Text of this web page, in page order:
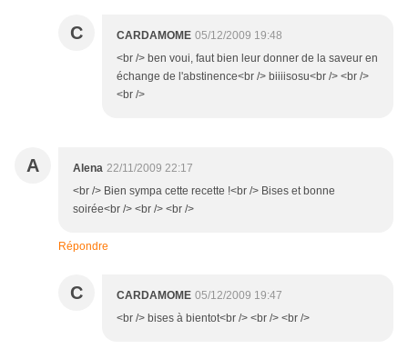
C CARDAMOME 05/12/2009 19:48
<br /> ben voui, faut bien leur donner de la saveur en
échange de l'abstinence<br /> biiiisosu<br /> <br />
<br />
A Alena 22/11/2009 22:17
<br /> Bien sympa cette recette !<br /> Bises et bonne
soirée<br /> <br /> <br />
Répondre
C CARDAMOME 05/12/2009 19:47
<br /> bises à bientot<br /> <br /> <br />